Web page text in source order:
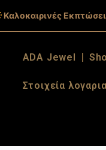
Καλοκαιρινές
ADA Jewel
Στοιχεία